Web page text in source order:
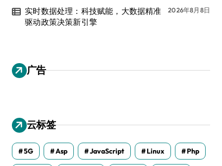
实时数据处理：科技赋能，大数据精准
驱动政策决策新引擎
2026年8月8日
广告
云标签
5G Asp JavaScript Linux Php